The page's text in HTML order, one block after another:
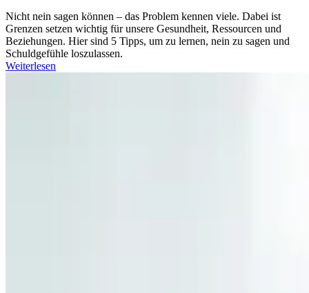
Nicht nein sagen können – das Problem kennen viele. Dabei ist
Grenzen setzen wichtig für unsere Gesundheit, Ressourcen und
Beziehungen. Hier sind 5 Tipps, um zu lernen, nein zu sagen und
Schuldgefühle loszulassen.
Weiterlesen